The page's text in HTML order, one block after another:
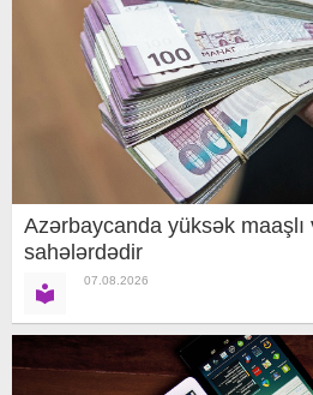
Azərbaycanda yüksək
sahələrdədir
07.08.2026